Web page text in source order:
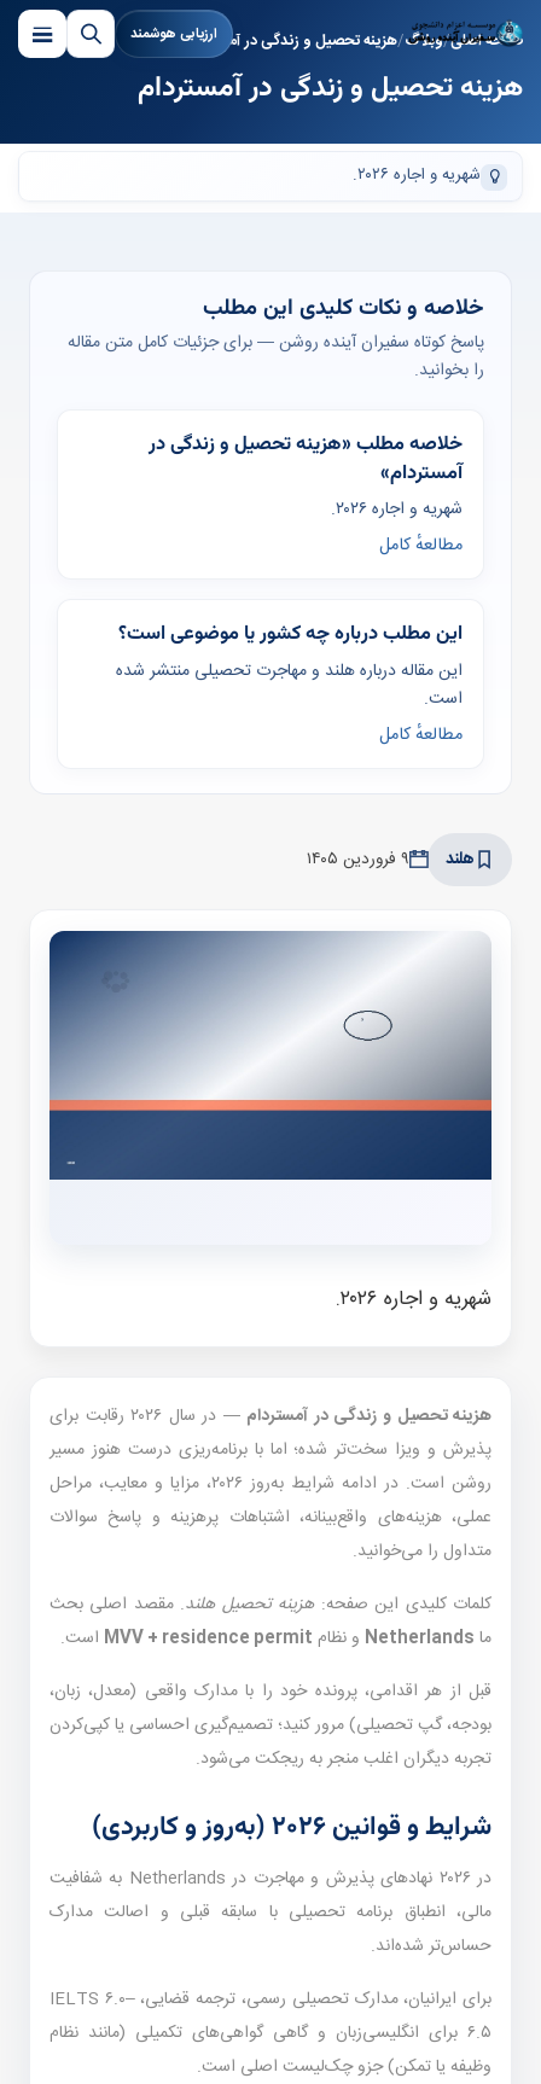
ارزیابی هوشمند صفحه اصلی وبلاگ هزینه تحصیل و زندگی در آمستردام
هزینه تحصیل و زندگی در آمستردام
شهریه و اجاره ۲۰۲۶.
خلاصه و نکات کلیدی این مطلب
پاسخ کوتاه سفیران آینده روشن — برای جزئیات کامل متن مقاله
را بخوانید.
خلاصه مطلب «هزینه تحصیل و زندگی در
آمستردام»
شهریه و اجاره ۲۰۲۶.
مطالعهٔ کامل
این مطلب درباره چه کشور یا موضوعی است؟
این مقاله درباره هلند و مهاجرت تحصیلی منتشر شده
است.
مطالعهٔ کامل
هلند ۹ فروردین ۱۴۰۵
شهریه و اجاره ۲۰۲۶.
هزینه تحصیل و زندگی در آمستردام
— در سال ۲۰۲۶ رقابت برای
پذیرش و ویزا سخت‌تر شده؛ اما با برنامه‌ریزی درست هنوز مسیر
روشن است. در ادامه شرایط به‌روز ۲۰۲۶، مزایا و معایب، مراحل
عملی، هزینه‌های واقع‌بینانه، اشتباهات پرهزینه و پاسخ سوالات
متداول را می‌خوانید.
کلمات کلیدی این صفحه: هزینه تحصیل هلند. مقصد اصلی بحث
ما Netherlands و نظام MVV + residence permit است.
قبل از هر اقدامی، پرونده خود را با مدارک واقعی (معدل، زبان،
بودجه، گپ تحصیلی) مرور کنید؛ تصمیم‌گیری احساسی یا کپی‌کردن
تجربه دیگران اغلب منجر به ریجکت می‌شود.
شرایط و قوانین ۲۰۲۶ (به‌روز و کاربردی)
در ۲۰۲۶ نهادهای پذیرش و مهاجرت در Netherlands به شفافیت
مالی، انطباق برنامه تحصیلی با سابقه قبلی و اصالت مدارک
حساس‌تر شده‌اند.
برای ایرانیان، مدارک تحصیلی رسمی، ترجمه قضایی، IELTS ۶.۰–
۶.۵ برای انگلیسی‌زبان و گاهی گواهی‌های تکمیلی (مانند نظام
وظیفه یا تمکن) جزو چک‌لیست اصلی است.